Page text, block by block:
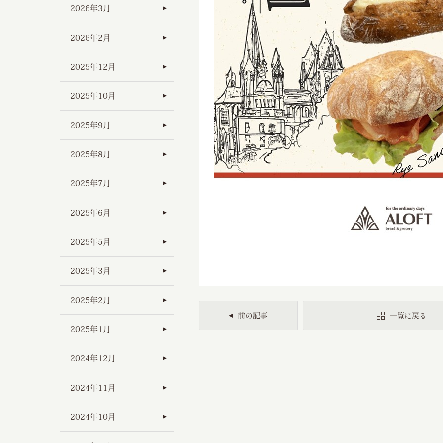
前の記事 一覧に戻る
2026年3月
2026年2月
2025年12月
2025年10月
2025年9月
2025年8月
2025年7月
2025年6月
2025年5月
2025年3月
2025年2月
2025年1月
2024年12月
2024年11月
2024年10月